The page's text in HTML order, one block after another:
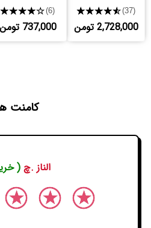
★★★★★(37)
2,728,000 تومن
★★★★★(6)
737,000 تومن
کامنت
الناز .چ (